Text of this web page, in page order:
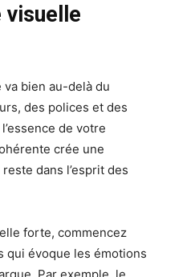
visuelle
va bien au-delà du
des polices et des
de votre
crée une
dans l’esprit des
forte, commencez
qui évoque les émotions